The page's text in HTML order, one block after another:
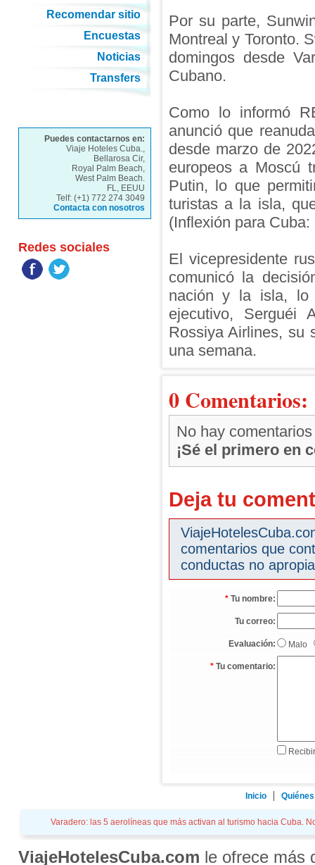
Por su parte,
Montreal y Toronto.
domingos desde
Cubano.
Como lo informó
anunció que
desde marzo de
europeos a Moscú
Putin, lo que
turistas a la isla,
(Inflexión para
El vicepresidente
comunicó la
nación y la isla, lo
ejecutivo, Serguéi
Rossiya Airlines, su
una semana.
0 Comentarios:
No hay comentarios
¡Sé el primero en
Deja tu
comentarios que
conductas no
* Tu nombre:
Tu correo:
Evaluación: Malo
* Tu comentario:
Recomendar sitio
Encuestas
Noticias
Transfers
Puedes contactarnos en:
Viaje Hoteles Cuba.,
Bellarosa Cir,
Royal Palm Beach,
West Palm Beach.
FL, EEUU
Telf: (+1) 772 274 3049
Contacta con nosotros
Redes sociales
Inicio
Varadero: las 5 aerolíneas que más activan al turismo hacia Cuba.
ViajeHotelesCuba.com le ofrece más